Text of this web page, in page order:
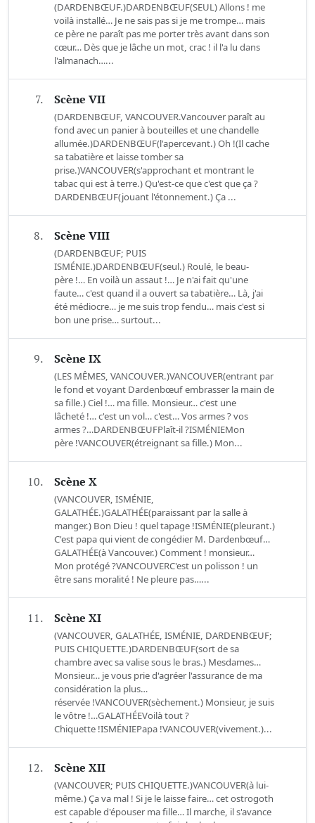
(DARDENBŒUF.)DARDENBŒUF(SEUL) Allons ! me
voilà installé… Je ne sais pas si je me trompe… mais
ce père ne paraît pas me porter très avant dans son
cœur… Dès que je lâche un mot, crac ! il l'a lu dans
l'almanach…...
7. Scène VII
(DARDENBŒUF, VANCOUVER.Vancouver paraît au
fond avec un panier à bouteilles et une chandelle
allumée.)DARDENBŒUF(l'apercevant.) Oh !(Il cache
sa tabatière et laisse tomber sa
prise.)VANCOUVER(s'approchant et montrant le
tabac qui est à terre.) Qu'est-ce que c'est que ça ?
DARDENBŒUF(jouant l'étonnement.) Ça ...
8. Scène VIII
(DARDENBŒUF; PUIS
ISMÉNIE.)DARDENBŒUF(seul.) Roulé, le beau-
père !… En voilà un assaut !… Je n'ai fait qu'une
faute… c'est quand il a ouvert sa tabatière… Là, j'ai
été médiocre… je me suis trop fendu… mais c'est si
bon une prise… surtout...
9. Scène IX
(LES MÊMES, VANCOUVER.)VANCOUVER(entrant par
le fond et voyant Dardenbœuf embrasser la main de
sa fille.) Ciel !… ma fille. Monsieur… c'est une
lâcheté !… c'est un vol… c'est… Vos armes ? vos
armes ?…DARDENBŒUFPlaît-il ?ISMÉNIEMon
père !VANCOUVER(étreignant sa fille.) Mon...
10. Scène X
(VANCOUVER, ISMÉNIE,
GALATHÉE.)GALATHÉE(paraissant par la salle à
manger.) Bon Dieu ! quel tapage !ISMÉNIE(pleurant.)
C'est papa qui vient de congédier M. Dardenbœuf…
GALATHÉE(à Vancouver.) Comment ! monsieur…
Mon protégé ?VANCOUVERC'est un polisson ! un
être sans moralité ! Ne pleure pas…...
11. Scène XI
(VANCOUVER, GALATHÉE, ISMÉNIE, DARDENBŒUF;
PUIS CHIQUETTE.)DARDENBŒUF(sort de sa
chambre avec sa valise sous le bras.) Mesdames…
Monsieur… je vous prie d'agréer l'assurance de ma
considération la plus…
réservée !VANCOUVER(sèchement.) Monsieur, je suis
le vôtre !…GALATHÉEVoilà tout ?
Chiquette !ISMÉNIEPapa !VANCOUVER(vivement.)...
12. Scène XII
(VANCOUVER; PUIS CHIQUETTE.)VANCOUVER(à lui-
même.) Ça va mal ! Si je le laisse faire… cet ostrogoth
est capable d'épouser ma fille… Il marche, il s'avance